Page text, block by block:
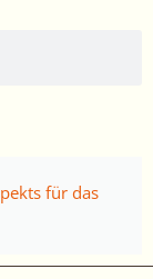
für das